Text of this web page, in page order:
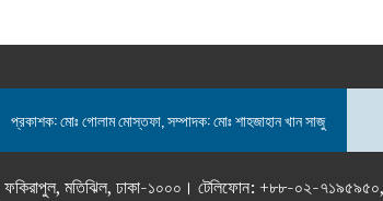
প্রকাশক: মোঃ গোলাম মোস্তফা, সম্পাদক: মোঃ শাহজাহান খান সাজু
রোড, ফকিরাপুল, মতিঝিল, ঢাকা-১০০০। টেলিফোন: +৮৮-